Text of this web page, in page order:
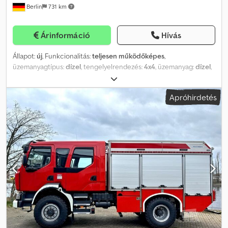
kötelező érvényű, és kizárólag a jármű általános leírására szolgál. A
végleges állapotára kizárólag a helyszíni adásvételi szerződésben
vagy írásos nyilatkozatban vállalunk garanciát. Az 50 000 km-nél
nagyobb futásteljesítményű vagy 3 évnél idősebb járműveket
elsősorban üzleti ügyfeleink számára értékesítjük.
Berlin 731 km
Árinformáció Hívás
Állapot:új, Funkcionalitás:teljesen működőképes,
üzemanyagtípus:dízel, tengelyelrendezés:4x4, üzemanyag:dízel,
, TLF 3000 összkerékhajtással, terepes Renault
D14 4x4 alvázon Alváz • Renault D14 4x4 EURO 6, 285 LE (210 kW) •
Kézi váltó • Azonos nyomtávú, terepmintás, szimpla abroncsok a
maximális tapadásért nehéz terepen • Elülső csörlő igény szerint
Fülke • Gyári személyzeti fülke (1:5) RAL 3000 (tűzpiros) •
Légkondicionáló és állófűtés • Alapfelszereltségben 4 PA-tartó a
személyzeti térben • Igény szerint kihajtható biztonsági vészkijárat
a személyzeti térből Felépítmény • Prémium minőségű, keretes
felépítmény rozsdamentes és korrozióálló anyagból • Oldalanként
3 tágas és rugalmas szerszámtér • Oldalra nyíló falak a maximális
tárolóhelyért • Kihajtható fellépők minden oldalirányú
szerszámtérhez • Egyedileg kialakított rozsdamentes
szerszámtartók • Járható, csúszásmentes tető
Járműszivattyú/Tartály • Karbantartásmentes, kombinált
Apróhirdetés